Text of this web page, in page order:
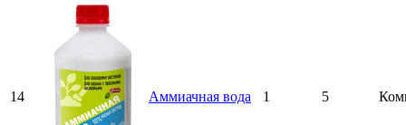
14 Аммиачная вода 1 5